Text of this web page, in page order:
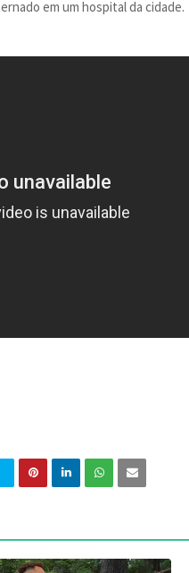
em um hospital da cidade.